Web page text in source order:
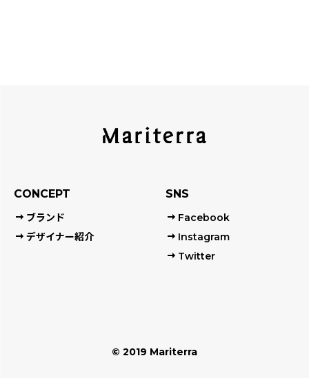
CONCEPT
ブランド
デザイナー紹介
SNS
Facebook
Instagram
Twitter
© 2019 Mariterra